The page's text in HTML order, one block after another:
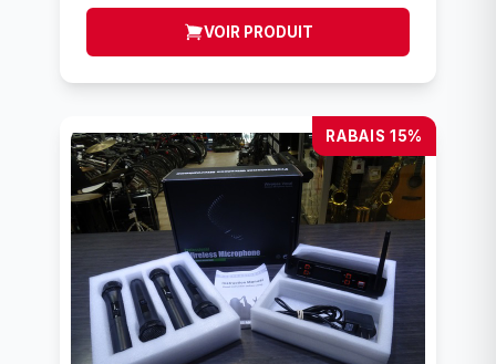
VOIR PRODUIT
RABAIS 15%